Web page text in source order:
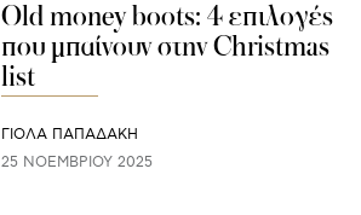
Old money boots: 4 επιλογές
που μπαίνουν στην Christmas
list
ΓΙΌΛΑ ΠΑΠΑΔΆΚΗ
25 ΝΟΕΜΒΡΊΟΥ 2025